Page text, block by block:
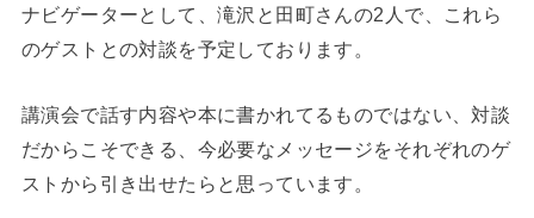
ナビゲーターとして、滝沢と田町さんの2人で、これら
のゲストとの対談を予定しております。
講演会で話す内容や本に書かれてるものではない、対談
だからこそできる、今必要なメッセージをそれぞれのゲ
ストから引き出せたらと思っています。